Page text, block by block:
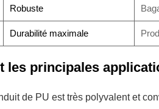
Robuste
Durabilité maximale
les principales
de PU est très polyvalent et